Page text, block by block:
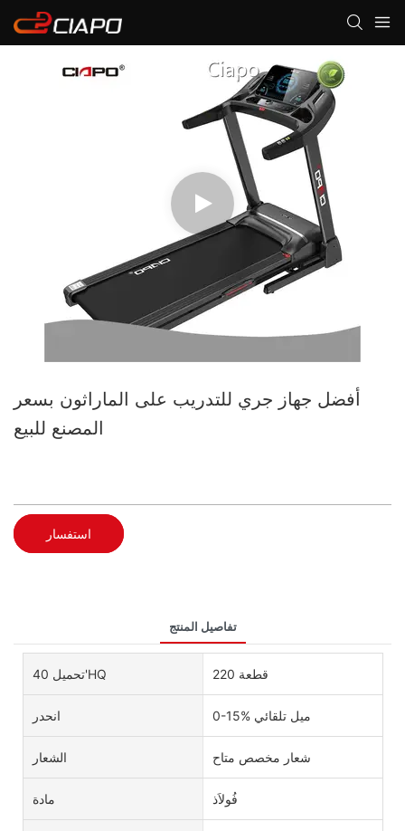
أفضل جهاز جري للتدريب على الماراثون بسعر
المصنع للبيع
استفسار
تفاصيل المنتج
تحميل 40'HQ 220 قطعة
انحدر 0-15% ميل تلقائي
الشعار شعار مخصص متاح
مادة فُولاَذ